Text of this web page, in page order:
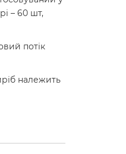
– 60 шт,
потік
належить